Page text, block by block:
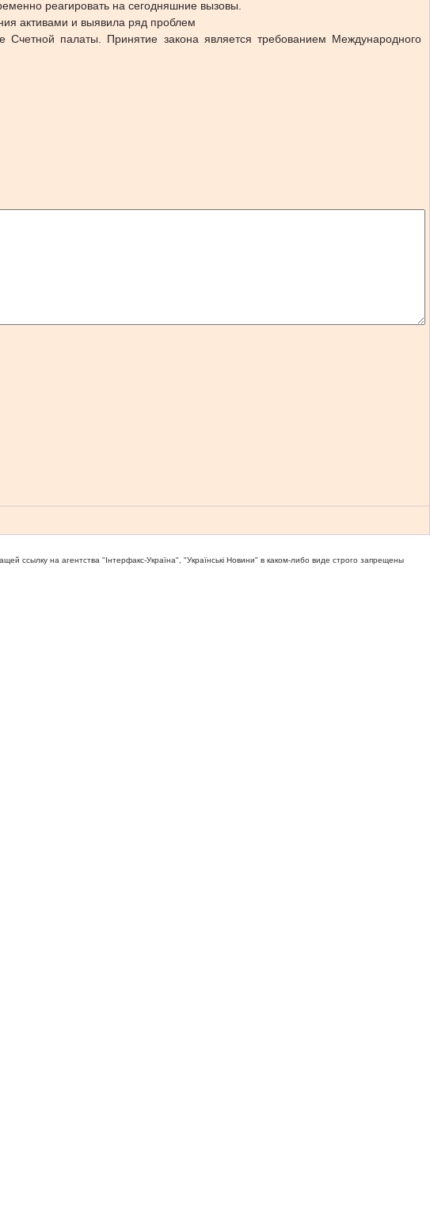
реагировать на сегодняшние вызовы.
активами и выявила ряд проблем
палаты. Принятие закона является требованием Международного
ссылку на агентства "Iнтерфакс-Україна", "Українськi Новини" в каком-либо виде строго запрещены